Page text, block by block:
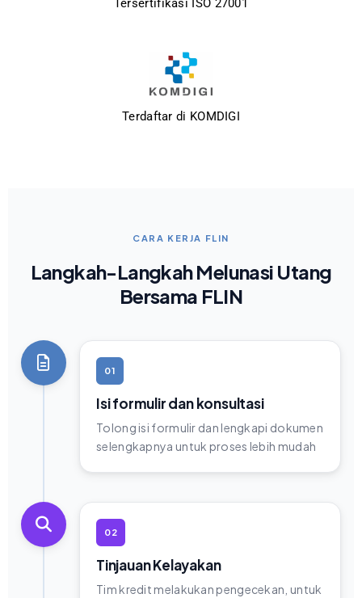
Terdaftar di KOMDIGI
CARA KERJA FLIN
Langkah-Langkah Melunasi Utang
Bersama FLIN
01
Isi formulir dan konsultasi
Tolong isi formulir dan lengkapi dokumen
selengkapnya untuk proses lebih mudah
02
Tinjauan Kelayakan
Tim kredit melakukan pengecekan, untuk